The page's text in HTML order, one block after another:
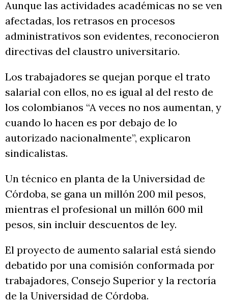
Aunque las actividades académicas no se ven
afectadas, los retrasos en procesos
administrativos son evidentes, reconocieron
directivas del claustro universitario.
Los trabajadores se quejan porque el trato
salarial con ellos, no es igual al del resto de
los colombianos “A veces no nos aumentan, y
cuando lo hacen es por debajo de lo
autorizado nacionalmente”, explicaron
sindicalistas.
Un técnico en planta de la Universidad de
Córdoba, se gana un millón 200 mil pesos,
mientras el profesional un millón 600 mil
pesos, sin incluir descuentos de ley.
El proyecto de aumento salarial está siendo
debatido por una comisión conformada por
trabajadores, Consejo Superior y la rectoría
de la Universidad de Córdoba.